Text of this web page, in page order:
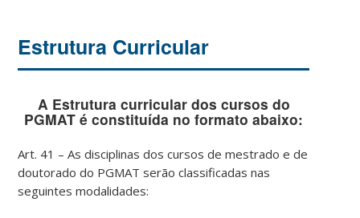
Estrutura Curricular
A Estrutura curricular dos cursos do
PGMAT é constituída no formato abaixo:
Art. 41 – As disciplinas dos cursos de mestrado e de
doutorado do PGMAT serão classificadas nas
seguintes modalidades: